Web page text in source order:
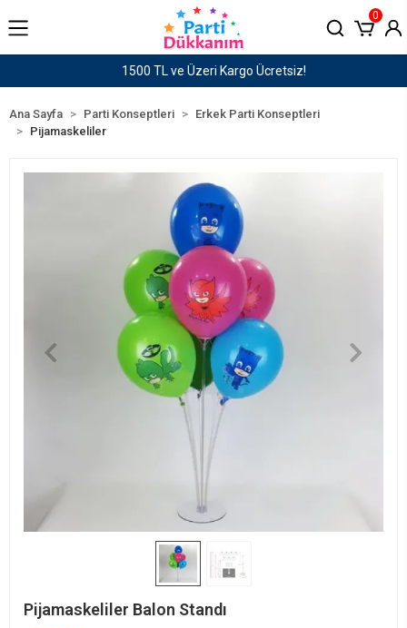
1500 TL ve Üzeri Kargo Ücretsiz!
0
Ana Sayfa Parti Konseptleri
Erkek Parti Konseptleri
Pijamaskeliler
Pijamaskeliler Balon Standı